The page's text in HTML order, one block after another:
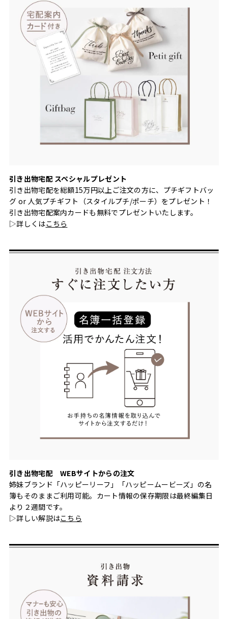
引き出物宅配 スペシャルプレゼント
引き出物宅配を総額15万円以上ご注文の方に、プチギフトバッ
グ or 人気プチギフト（スタイルプチ/ポーチ）をプレゼント！
引き出物宅配案内カードも無料でプレゼントいたします。
▷詳しくはこちら
引き出物宅配 WEBサイトからの注文
姉妹ブランド「ハッピーリーフ」「ハッピームービーズ」の名
簿もそのままご利用可能。カート情報の保存期限は最終編集日
より２週間です。
▷詳しい解説はこちら